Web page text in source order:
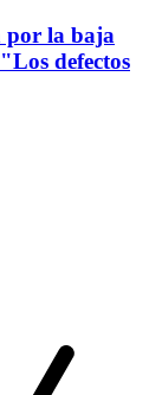
por la baja
defectos